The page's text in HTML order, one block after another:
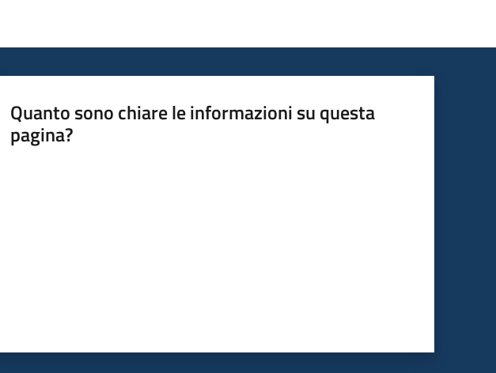
Quanto sono chiare le informazioni su questa
pagina?